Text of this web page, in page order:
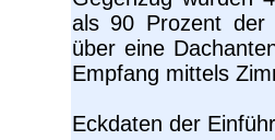
als 90 Prozent der
über eine
Empfang mittels
Eckdaten der